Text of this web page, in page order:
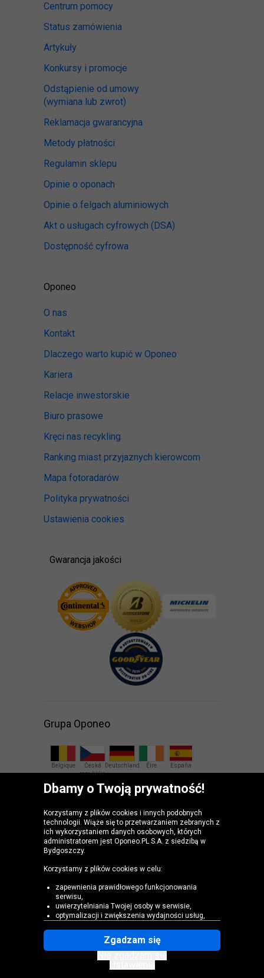
Centrum pomocy
Status zamówienia
Artykuły
Konkursy i promocje
Odstąpienie od umowy
(wymiana lub zwrot)
Reklamacja gwarancyjna
Metody płatności
Regulamin sklepu
Opinie o oponach
Opinie o felgach aluminiowych
Akt o usługach cyfrowych (DSA)
Dostępność cyfrowa
Oponeo
O nas
Kontakt
Dlaczego warto kupić w Oponeo
Kariera
Relacje inwestorskie
Biuro prasowe
Kręci nas recykling
Ranking miast przyjaznych kierowcom
Mapa fotoradarów
Polityka prywatności
Ustawienia cookies
Gwarancja jakości
Grupa Oponeo
Belgique
Česká
republika
Deutschland Éire España
Slovenská
republika
United
Kingdom
Mapa witryny
Dbamy o Twoją prywatność!
Korzystamy z plików cookies i innych podobnych
technologii. Wiąże się to przetwarzaniem zebranych z
ich wykorzystaniem danych osobowych, których
administratorem jest Oponeo.PL S.A. z siedzibą w
Bydgoszczy.
Korzystamy z plików cookies w celu:
zapewnienia prawidłowego funkcjonowania
serwisu,
uwierzytelniania Twojej osoby w serwisie,
optymalizacji i zwiększenia wydajności usług,
preferencji i ustawień,
prowadzenia analiz i badań, które pomagają
zrozumieć, w jaki sposób korzystasz ze stron
internetowych Serwisu,
marketingowym, polegającym na zbieraniu
Zgadzam się